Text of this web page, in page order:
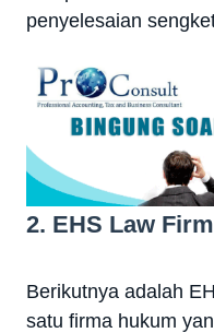
penyelesaian
2. EHS Law Firm
Berikutnya adalah
satu firma hukum